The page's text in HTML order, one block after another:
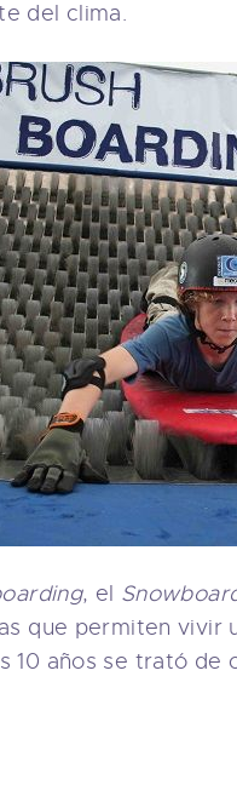
del clima.
, el
que permiten vivir
10 años se trató de